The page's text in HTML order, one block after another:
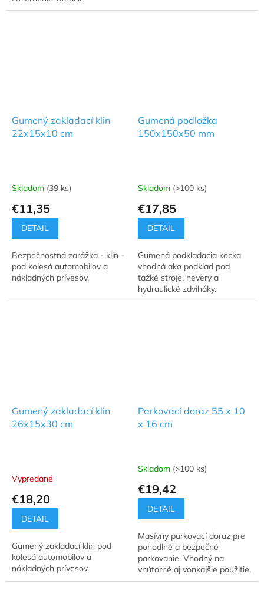
Gumený zakladací klin
22x15x10 cm
Skladom (39 ks)
€11,35
DETAIL
Bezpečnostná zarážka - klin -
pod kolesá automobilov a
nákladných prívesov.
Gumená podložka
150x150x50 mm
Skladom (>100 ks)
€17,85
DETAIL
Gumená podkladacia kocka
vhodná ako podklad pod
ťažké stroje, hevery a
hydraulické zdviháky.
Gumený zakladací klin
26x15x30 cm
Vypredané
€18,20
DETAIL
Gumený zakladací klin pod
kolesá automobilov a
nákladných prívesov.
Parkovací doraz 55 x 10
x 16 cm
Priemerné
produktu
5,0
5
hviezdičiek.
Skladom (>100 ks)
€19,42
DETAIL
Masívny parkovací doraz pre
pohodlné a bezpečné
parkovanie. Vhodný na
vnútorné aj vonkajšie použitie,
pre úžitkové a nákladné autá.